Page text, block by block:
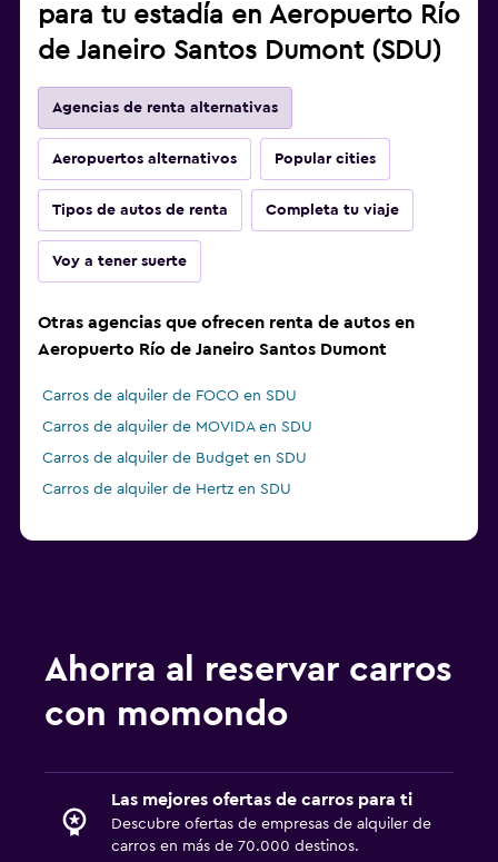
para tu estadía en Aeropuerto Río
de Janeiro Santos Dumont (SDU)
Agencias de renta alternativas
Aeropuertos alternativos Popular cities
Tipos de autos de renta Completa tu viaje
Voy a tener suerte
Otras agencias que ofrecen renta de autos en
Aeropuerto Río de Janeiro Santos Dumont
Carros de alquiler de FOCO en SDU
Carros de alquiler de MOVIDA en SDU
Carros de alquiler de Budget en SDU
Carros de alquiler de Hertz en SDU
Ahorra al reservar carros
con momondo
Las mejores ofertas de carros para ti
Descubre ofertas de empresas de alquiler de
carros en más de 70.000 destinos.